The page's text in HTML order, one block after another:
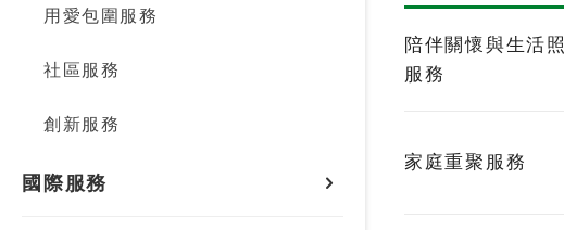
用愛包圍服務
社區服務
創新服務
國際服務
陪伴關懷與生活
服務
家庭重聚服務